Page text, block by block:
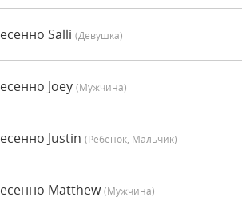
Salli (девушка)
Joey (мужчина)
Justin (Ребёнок, Мальчик)
Matthew(мужчина)